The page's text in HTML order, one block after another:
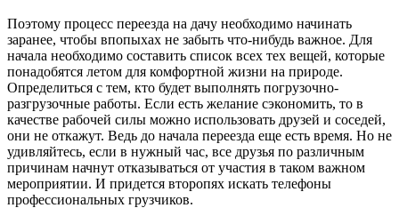
Поэтому процесс переезда на дачу необходимо начинать
заранее, чтобы впопыхах не забыть что-нибудь важное. Для
начала необходимо составить список всех тех вещей, которые
понадобятся летом для комфортной жизни на природе.
Определиться с тем, кто будет выполнять погрузочно-
разгрузочные работы. Если есть желание сэкономить, то в
качестве рабочей силы можно использовать друзей и соседей,
они не откажут. Ведь до начала переезда еще есть время. Но не
удивляйтесь, если в нужный час, все друзья по различным
причинам начнут отказываться от участия в таком важном
мероприятии. И придется второпях искать телефоны
профессиональных грузчиков.